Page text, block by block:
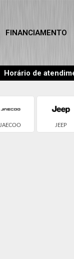
FINANCIAMENTO
Horário de
JAECOO JEEP